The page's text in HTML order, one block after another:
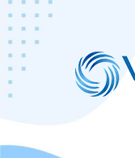
Pular
para
conteúdo